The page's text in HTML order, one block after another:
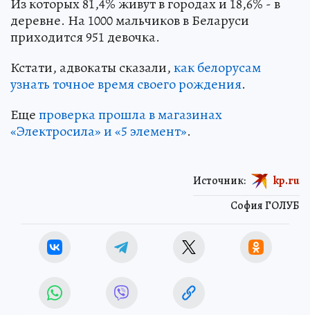
Из которых 81,4% живут в городах и 18,6% - в
деревне. На 1000 мальчиков в Беларуси
приходится 951 девочка.
Кстати, адвокаты сказали,как белорусам
узнать точное время своего рождения.
Ещепроверка прошла в магазинах
«Электросила» и «5 элемент».
София ГОЛУБ
Источник: kp.ru